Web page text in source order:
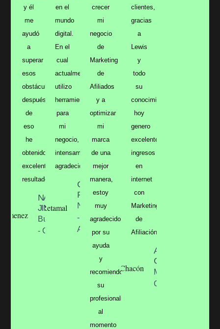
y él
me
ayudó
a
superar
esos
obstáculos,
después
de
eso
he
obtenido
excelentes
resultados.”
NATALIA
JIMENEZ
Bucaramanga
- Colombia
en el
mundo
digital.
En el
cual
actualmente
utilizo
herramientas
para
mi
negocio,
intensamente
agradecido.”
CARLOS
RETAMAL
Neuquen
-
Argentina
crecer
mi
negocio
de
Marketing
de
Afiliados
y a
optimizar
mi
marca
de una
mejor
manera,
estoy
muy
agradecido
por su
ayuda
y
recomiendo
su
profesionalismo
al
momento
clientes,
gracias
a
Lewis
y
todo
su
conocimiento,
hoy
genero
excelentes
ingresos
en
internet
con
Marketing
de
Afiliación.”
ALEJANDRA
CHACÓN
Medellin -
Colombia